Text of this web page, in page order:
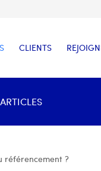
CLIENTS
référencement ?